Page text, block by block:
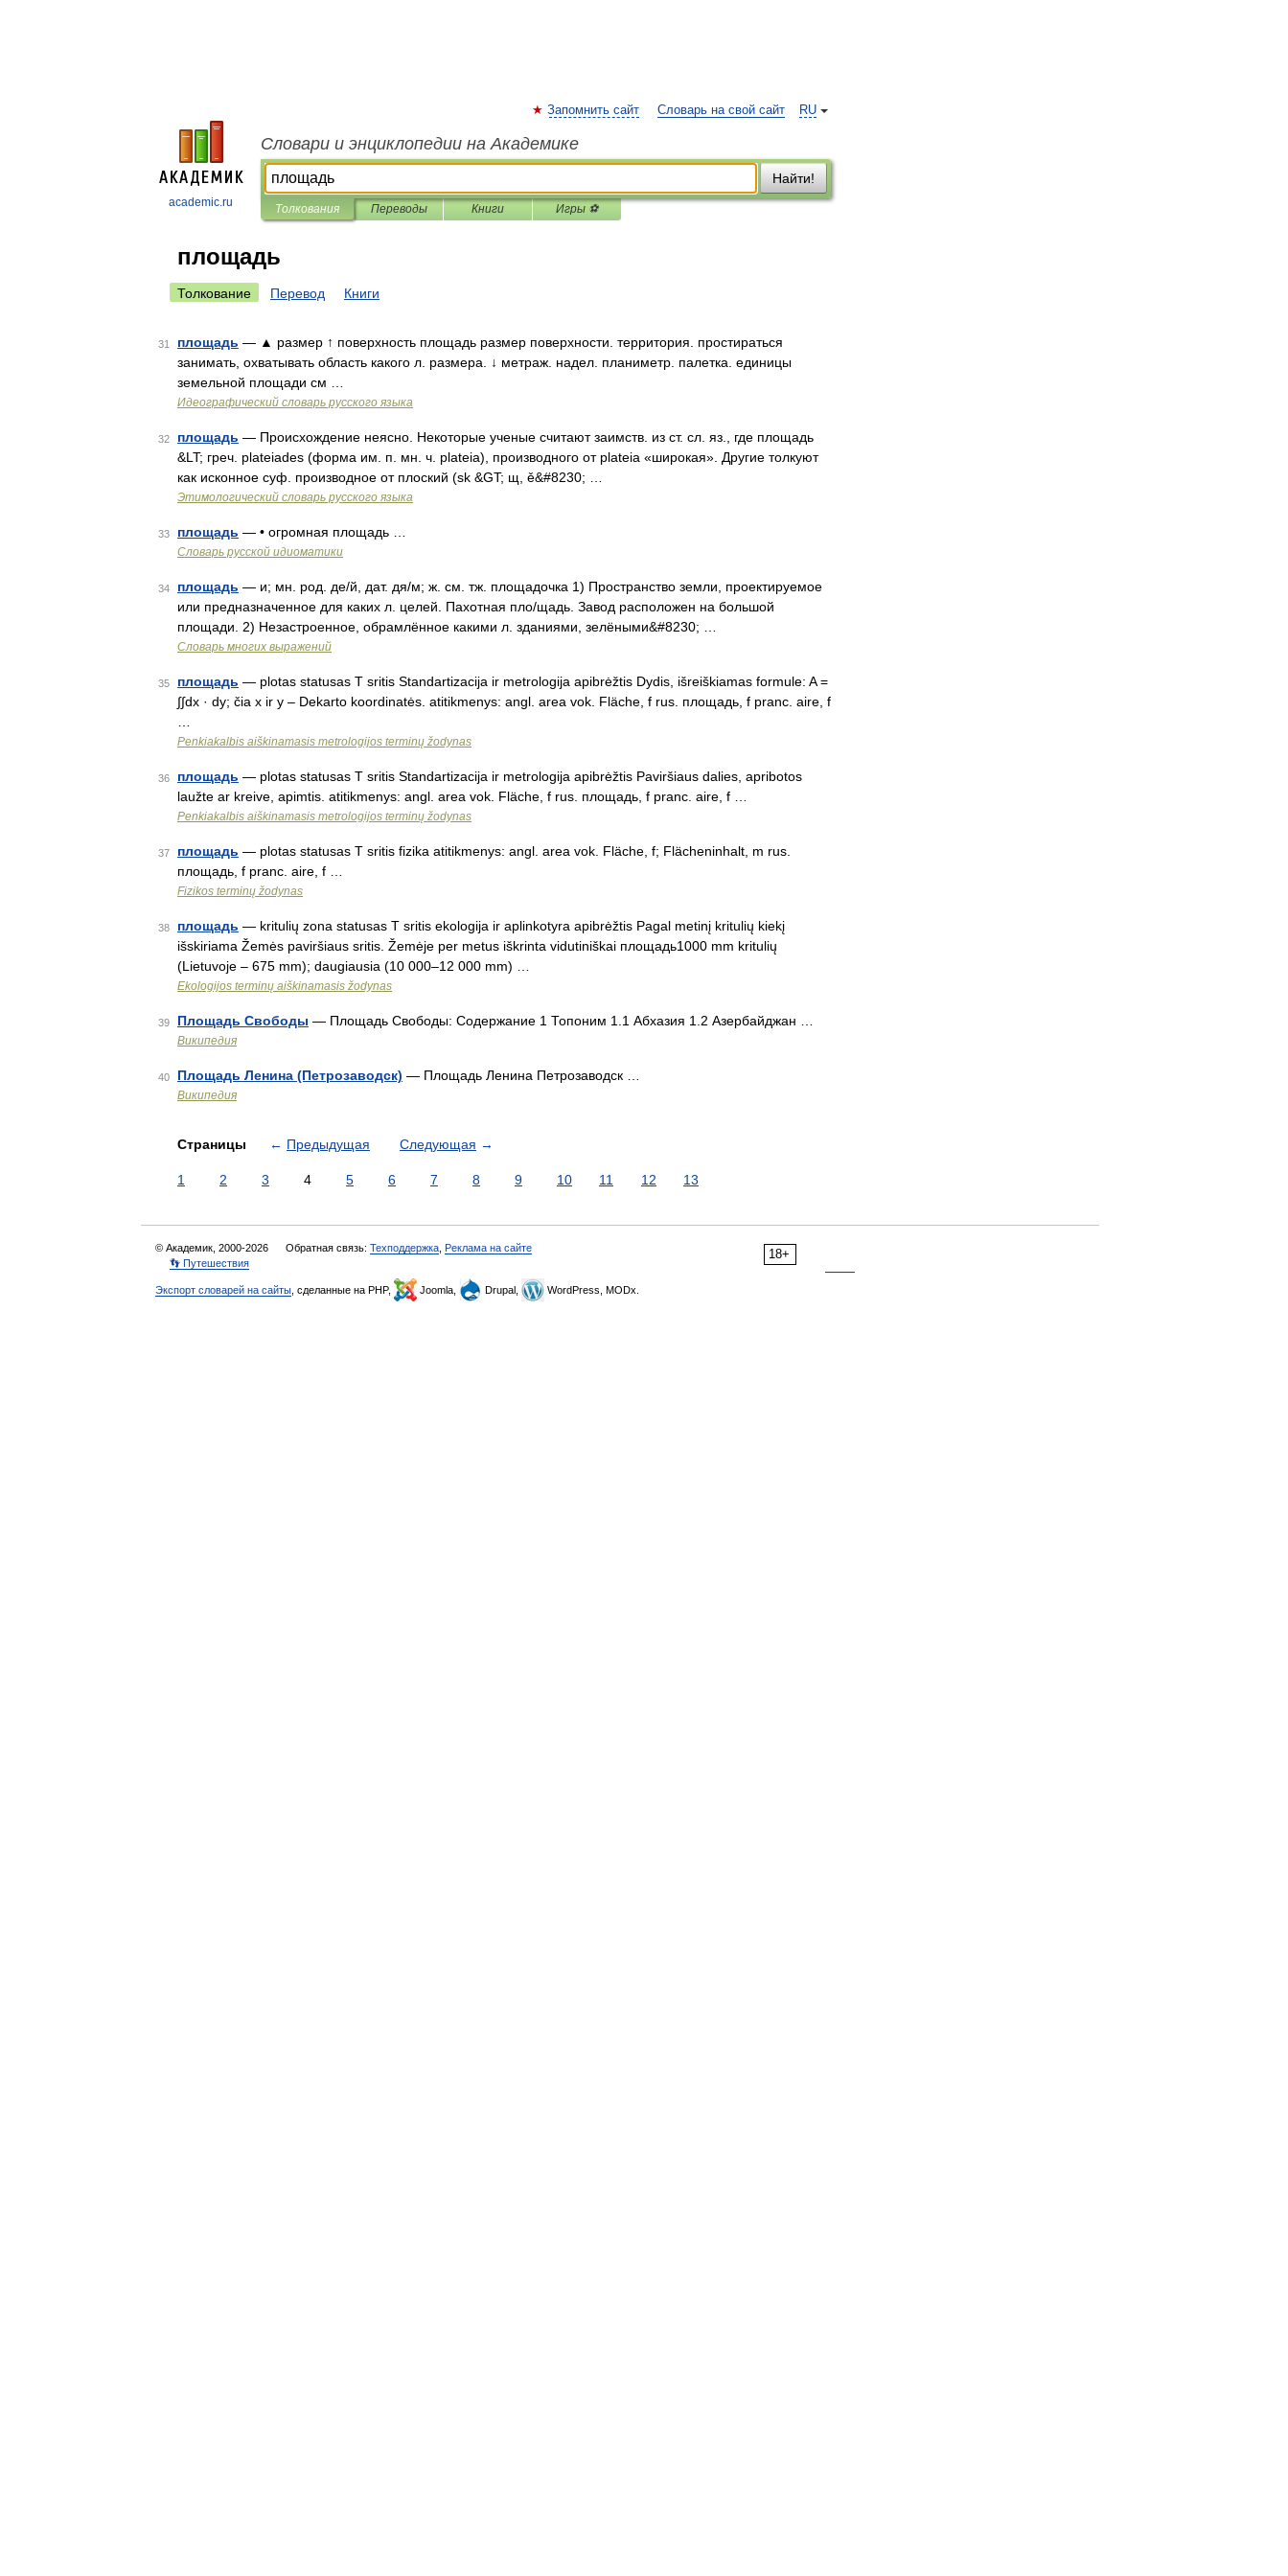
academic.ru
RU
Запомнить сайт Словарь на свой сайт
Словари и энциклопедии на Академике
Найти!
Толкования Переводы Книги Игры ⚽
площадь
Толкование Перевод Книги
31 площадь — ▲ размер ↑ поверхность площадь размер поверхности. территория. простираться
занимать, охватывать область какого л. размера. ↓ метраж. надел. планиметр. палетка. единицы
земельной площади см …
Идеографический словарь русского языка
32 площадь — Происхождение неясно. Некоторые ученые считают заимств. из ст. сл. яз., где площадь
&LT; греч. plateiades (форма им. п. мн. ч. plateia), производного от plateia «широкая». Другие толкуют
как исконное суф. производное от плоский (sk &GT; щ, ě&#8230; …
Этимологический словарь русского языка
33 площадь — • огромная площадь …
Словарь русской идиоматики
34 площадь — и; мн. род. де/й, дат. дя/м; ж. см. тж. площадочка 1) Пространство земли, проектируемое
или предназначенное для каких л. целей. Пахотная пло/щадь. Завод расположен на большой
площади. 2) Незастроенное, обрамлённое какими л. зданиями, зелёными&#8230; …
Словарь многих выражений
35 площадь — plotas statusas T sritis Standartizacija ir metrologija apibrėžtis Dydis, išreiškiamas formule: A =
∫∫dx · dy; čia x ir y – Dekarto koordinatės. atitikmenys: angl. area vok. Fläche, f rus. площадь, f pranc. aire, f
Penkiakalbis aiškinamasis metrologijos terminų žodynas
36 площадь — plotas statusas T sritis Standartizacija ir metrologija apibrėžtis Paviršiaus dalies, apribotos
laužte ar kreive, apimtis. atitikmenys: angl. area vok. Fläche, f rus. площадь, f pranc. aire, f …
Penkiakalbis aiškinamasis metrologijos terminų žodynas
37 площадь — plotas statusas T sritis fizika atitikmenys: angl. area vok. Fläche, f; Flächeninhalt, m rus.
площадь, f pranc. aire, f …
Fizikos terminų žodynas
38 площадь — kritulių zona statusas T sritis ekologija ir aplinkotyra apibrėžtis Pagal metinį kritulių kiekį
išskiriama Žemės paviršiaus sritis. Žemėje per metus iškrinta vidutiniškai площадь1000 mm kritulių
(Lietuvoje – 675 mm); daugiausia (10 000–12 000 mm) …
Ekologijos terminų aiškinamasis žodynas
39 Площадь Свободы — Площадь Свободы: Содержание 1 Топоним 1.1 Абхазия 1.2 Азербайджан …
Википедия
40 Площадь Ленина (Петрозаводск) — Площадь Ленина Петрозаводск …
Википедия
Страницы ← Предыдущая Следующая →
1 2 3 4 5 6 7 8 9 10 11 12 13
18+
© Академик, 2000-2026 Обратная связь: Техподдержка Реклама на сайте
👣 Путешествия
Экспорт словарей на сайты , сделанные на PHP, Joomla, Drupal, WordPress, MODx.